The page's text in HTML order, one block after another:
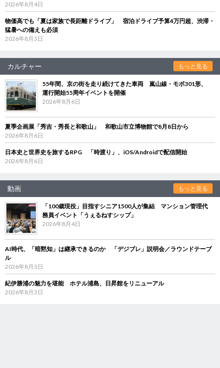
2026年8月4日
物価高でも「夏は家族で長距離ドライブ」 宿泊ドライブ予算4万円超、渋滞・
猛暑への備えも必須
2026年8月3日
カルチャー もっと見る
55年間、京の街を走り続けてきた車両 嵐山線・モボ301形、
運行開始55周年イベントを開催
2026年8月6日
夏季企画展「秀吉・秀長と和歌山」 和歌山市立博物館で8月8日から
2026年8月6日
日本史と世界史を旅するRPG 「時渡り」、iOS/Androidで配信開始
2026年8月6日
動画 もっと見る
「100歳現役」目指すシニア1500人が集結 マンション管理代
務員イベント「うぇるねすシップ」
2026年8月4日
AI時代、「暗黙知」は継承できるのか 「デジブレ」説明会／ラウンドテーブ
ル
2026年8月3日
紀伊勝浦の魅力を堪能 ホテル浦島、日昇館をリニューアル
2026年8月3日